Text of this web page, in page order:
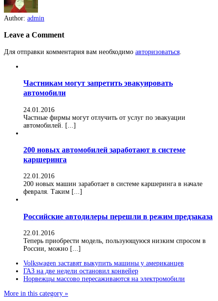
Author: admin
Leave a Comment
Для отправки комментария вам необходимо авторизоваться
Частникам могут запретить эвакуировать
автомобили
24.01.2016
Частные фирмы могут отлучить от услуг по эвакуации
автомобилей. [...]
200 новых автомобилей заработают в системе
каршеринга
22.01.2016
200 новых машин заработает в системе каршеринга в начале
февраля. Таким [...]
Российские автодилеры перешли в режим предзаказа
22.01.2016
Теперь приобрести модель, пользующуюся низким спросом в
России, можно [...]
Volkswagen заставят выкупить машины у американцев
ГАЗ на две недели остановил конвейер
Норвежцы массово пересаживаются на электромобили
More in this category »